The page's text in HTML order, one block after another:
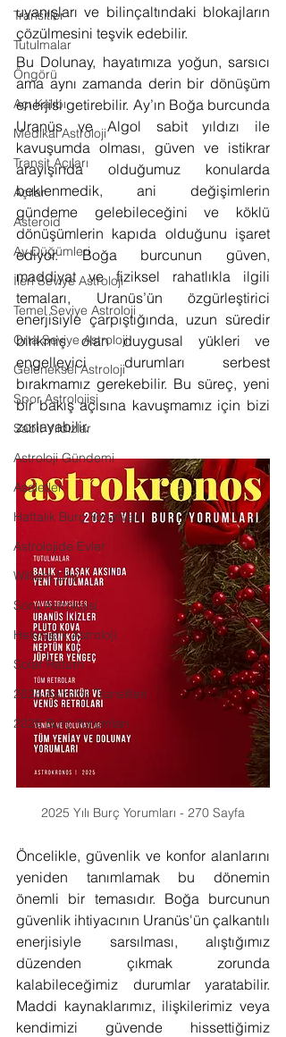
Transitler
Tutulmalar
Öngörü
Açı Kalıbı
Medikal Astroloji
Transit Açıları
Açılar
Asteroid
Ay Düğümleri
İleri Seviye Astroloji
Temel Seviye Astroloji
Orta Seviye Astroloji
Geleneksel Astroloji
Spor Astrolojisi
Sabit Yıldızlar
Astroloji Gündemi
Asaletler
Haftalık Burç Yorumları
Astrolojide Evler
William Lilly
Soru Astrolojisi
Helenistik Astroloji
Solar Return
2026 Astroloji Transitleri
2026 Burç Yorumları
uyanışları ve bilinçaltındaki blokajların
çözülmesini teşvik edebilir.
Bu Dolunay, hayatımıza yoğun, sarsıcı
ama aynı zamanda derin bir dönüşüm
enerjisi getirebilir. Ay’ın Boğa burcunda
Uranüs ve Algol sabit yıldızı ile
kavuşumda olması, güven ve istikrar
arayışında olduğumuz konularda
beklenmedik, ani değişimlerin
gündeme gelebileceğini ve köklü
dönüşümlerin kapıda olduğunu işaret
ediyor. Boğa burcunun güven,
maddiyat ve fiziksel rahatlıkla ilgili
temaları, Uranüs’ün özgürleştirici
enerjisiyle çarpıştığında, uzun süredir
birikmiş olan duygusal yükleri ve
engelleyici durumları serbest
bırakmamız gerekebilir. Bu süreç, yeni
bir bakış açısına kavuşmamız için bizi
zorlayabilir.
2025 Yılı Burç Yorumları - 270 Sayfa
Öncelikle, güvenlik ve konfor alanlarını
yeniden tanımlamak bu dönemin
önemli bir temasıdır. Boğa burcunun
güvenlik ihtiyacının Uranüs'ün çalkantılı
enerjisiyle sarsılması, alıştığımız
düzenden çıkmak zorunda
kalabileceğimiz durumlar yaratabilir.
Maddi kaynaklarımız, ilişkilerimiz veya
kendimizi güvende hissettiğimiz